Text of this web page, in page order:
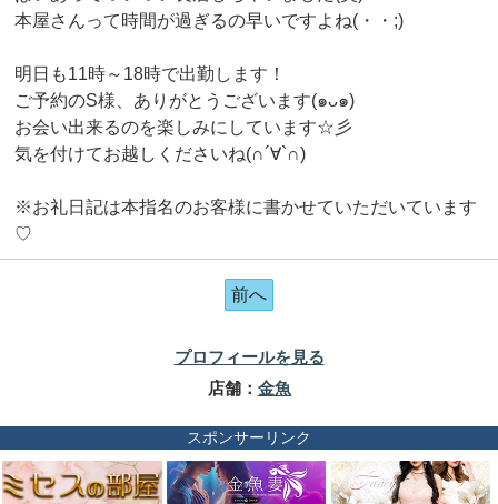
本屋さんって時間が過ぎるの早いですよね(・・;)
明日も11時～18時で出勤します！
ご予約のS様、ありがとうございます(๑ᴗ๑)
お会い出来るのを楽しみにしています☆彡
気を付けてお越しくださいね(∩´∀`∩)
※お礼日記は本指名のお客様に書かせていただいています
♡
前へ
プロフィールを見る
店舗： 金魚
スポンサーリンク